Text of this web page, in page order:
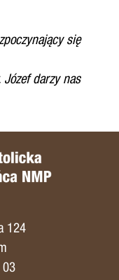
się
Józef darzy nas
124
03